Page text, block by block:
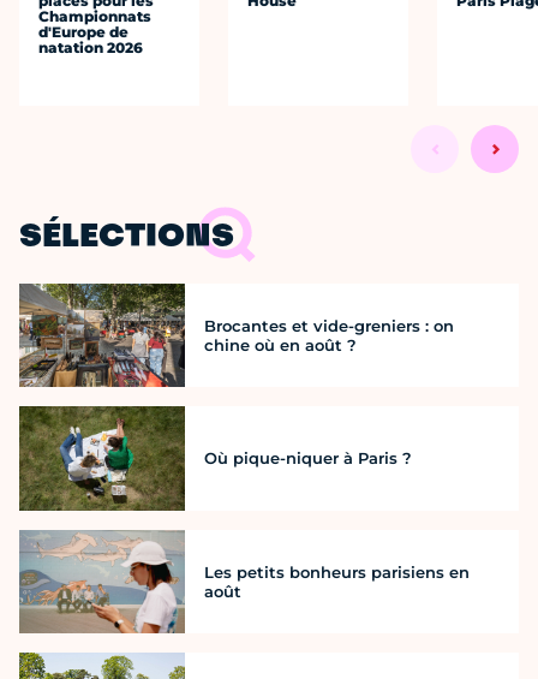
Championnats
d'Europe de
natation 2026
SÉLECTIONS
Brocantes et vide-greniers : on
chine où en août ?
Où pique-niquer à Paris ?
Les petits bonheurs parisiens en
août